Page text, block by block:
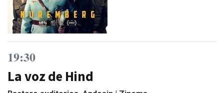
19:30
La voz de Hind